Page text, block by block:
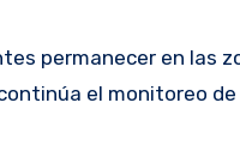
permanecer en las
el monitoreo